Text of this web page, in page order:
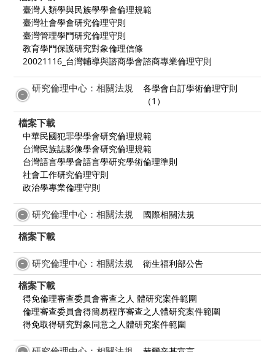
臺灣人類學與民族學學會倫理規範
臺灣社會學會研究倫理守則
臺灣管理學門研究倫理守則
教育學門保護研究對象倫理信條
20021116_台灣輔導與諮商學會諮商專業倫理守則
研究倫理中心：相關法規
各學會自訂學術倫理守則
（1）
檔案下載
中華民國犯罪學學會研究倫理規範
台灣民族誌影像學會研究倫理規範
台灣語言學學會語言學研究學術倫理準則
社會工作研究倫理守則
政治學專業倫理守則
研究倫理中心：相關法規 國際相關法規
檔案下載
研究倫理中心：相關法規 衛生福利部公告
檔案下載
得免倫理審查委員會審查之人 體研究案件範圍
倫理審查委員會得簡易程序審查之人體研究案件範圍
得免取得研究對象同意之人體研究案件範圍